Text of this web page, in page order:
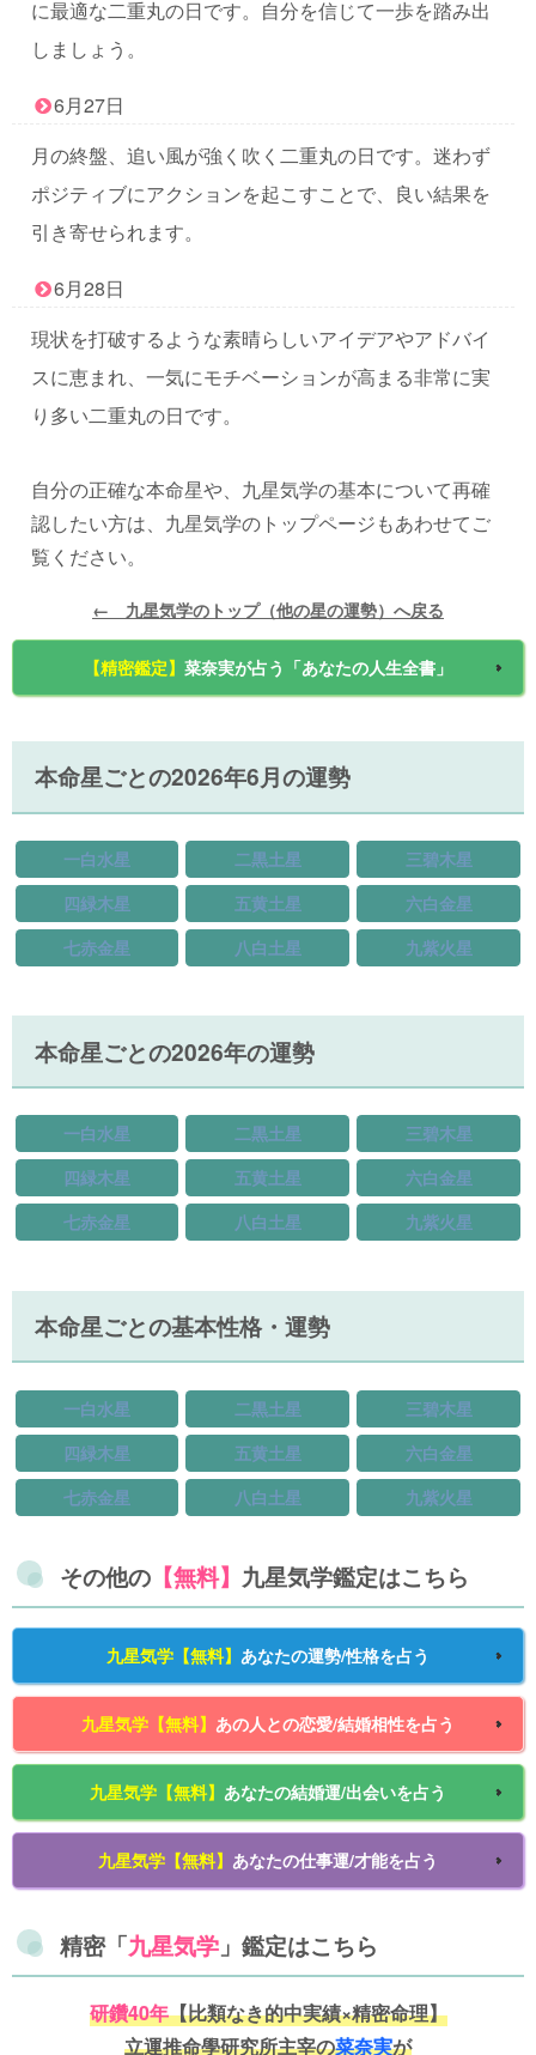
に最適な二重丸の日です。自分を信じて一歩を踏み出
しましょう。
6月27日
月の終盤、追い風が強く吹く二重丸の日です。迷わず
ポジティブにアクションを起こすことで、良い結果を
引き寄せられます。
6月28日
現状を打破するような素晴らしいアイデアやアドバイ
スに恵まれ、一気にモチベーションが高まる非常に実
り多い二重丸の日です。
自分の正確な本命星や、九星気学の基本について再確
認したい方は、九星気学のトップページもあわせてご
覧ください。
← 九星気学のトップ（他の星の運勢）へ戻る
【精密鑑定】 菜奈実が占う「あなたの人生全書」
本命星ごとの2026年6月の運勢
一白水星 二黒土星
三碧木星
四緑木星
五黄土星
六白金星
七赤金星
八白土星 九紫火星
本命星ごとの2026年の運勢
一白水星 二黒土星
三碧木星
四緑木星
五黄土星
六白金星
七赤金星
八白土星 九紫火星
本命星ごとの基本性格・運勢
一白水星 二黒土星
三碧木星
四緑木星
五黄土星
六白金星
七赤金星
八白土星 九紫火星
その他の 【無料】 九星気学鑑定はこちら
九星気学【無料】 あなたの運勢/性格を占う
九星気学【無料】 あの人との恋愛/結婚相性を占う
九星気学【無料】 あなたの結婚運/出会いを占う
九星気学【無料】 あなたの仕事運/才能を占う
精密「九星気学 」鑑定はこちら
研鑽40年【比類なき的中実績×精密命理】
立運推命學研究所主宰の菜奈実が